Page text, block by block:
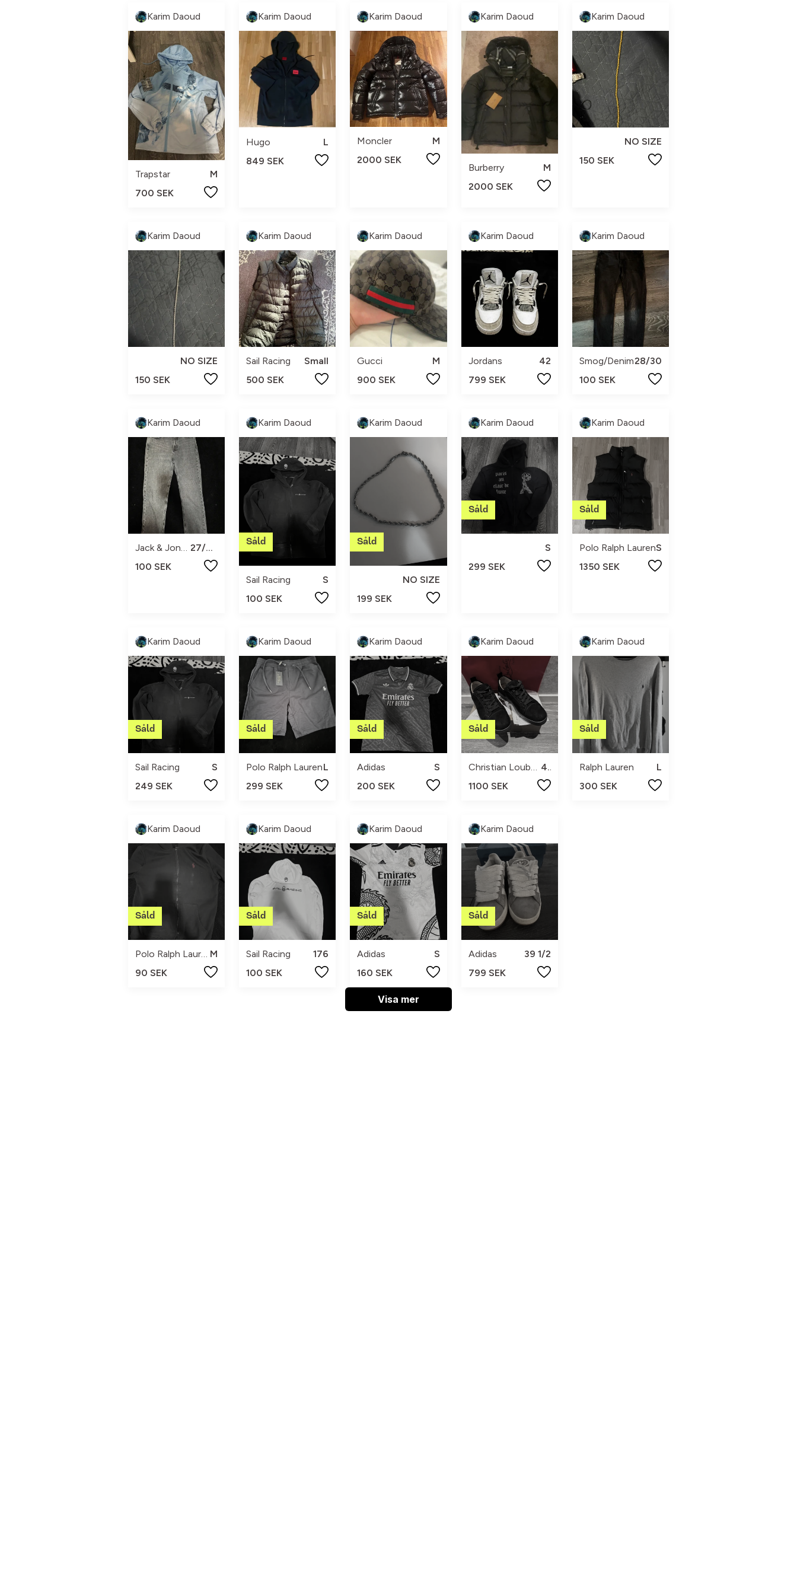
Karim Daoud
Trapstar
M
700 SEK
Karim Daoud
Hugo
L
849 SEK
Karim Daoud
Moncler
M
2000 SEK
Karim Daoud
Burberry
M
2000 SEK
Karim Daoud
NO SIZE
150 SEK
Karim Daoud
NO SIZE
150 SEK
Karim Daoud
Sail Racing
Small
500 SEK
Karim Daoud
Gucci
M
900 SEK
Karim Daoud
Jordans
42
799 SEK
Karim Daoud
Smog/Denim28/30
100 SEK
Karim Daoud
Jack & Jones
27/30
100 SEK
Karim Daoud
Sail Racing
S
100 SEK
Karim Daoud
NO SIZE
199 SEK
Karim Daoud
S
299 SEK
Karim Daoud
Polo Ralph LaurenS
1350 SEK
Karim Daoud
Sail Racing
S
249 SEK
Karim Daoud
Polo Ralph LaurenL
299 SEK
Karim Daoud
Adidas
S
200 SEK
Karim Daoud
42
1100 SEK
Karim Daoud
Ralph Lauren
L
300 SEK
Karim Daoud
90 SEK
Karim Daoud
Sail Racing
176
100 SEK
Karim Daoud
Adidas
S
160 SEK
Karim Daoud
Adidas
39 1/2
799 SEK
Visa mer